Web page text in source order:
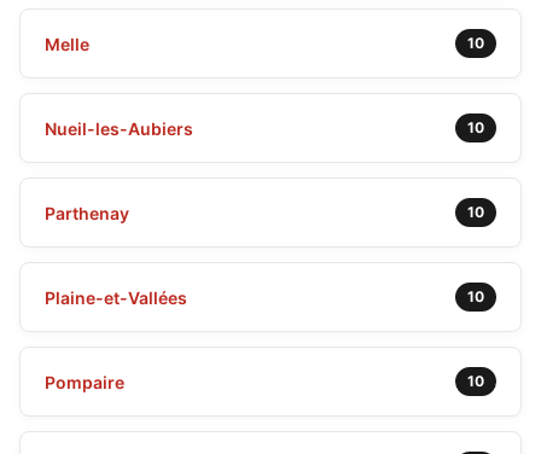
Melle 10
Nueil-les-Aubiers 10
Parthenay 10
Plaine-et-Vallées 10
Pompaire 10